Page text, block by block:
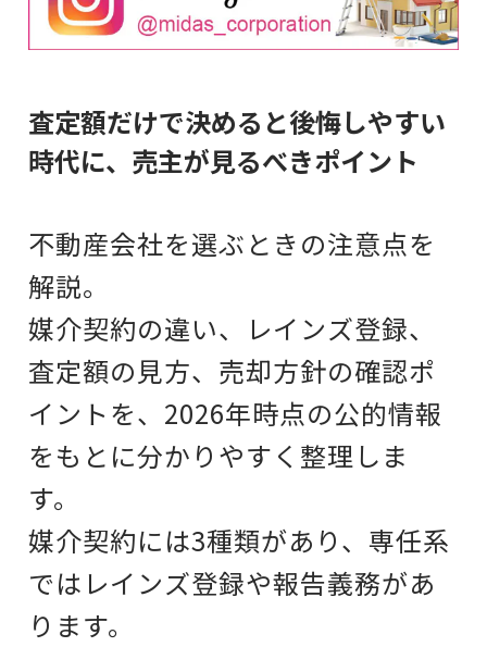
査定額だけで決めると後悔しやすい
時代に、売主が見るべきポイント
不動産会社を選ぶときの注意点を
解説。
媒介契約の違い、レインズ登録、
査定額の見方、売却方針の確認ポ
イントを、2026年時点の公的情報
をもとに分かりやすく整理しま
す。
媒介契約には3種類があり、専任系
ではレインズ登録や報告義務があ
ります。